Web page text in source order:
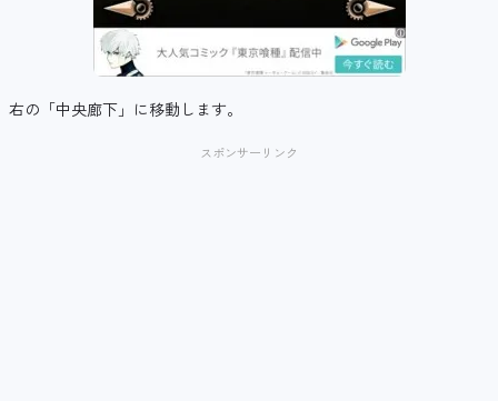
右の「中央廊下」に移動します。
スポンサーリンク